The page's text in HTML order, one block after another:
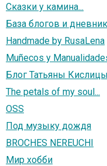
Сказки у камина...
База блогов и
Handmade by RusaLena
Muñecos y
Блог Татьяны
The petals of my soul...
OSS
Под музыку дождя
BROCHES NEREUCHI
Мир хобби